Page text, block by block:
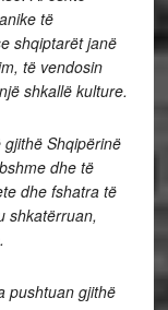
të
shqiptarët janë
të vendosin
shkallë kulture.
Shqipërinë
dhe të
dhe fshatra të
shkatërruan,
pushtuan gjithë